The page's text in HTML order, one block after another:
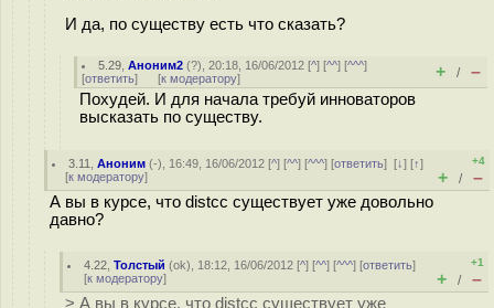
И да, по существу есть что сказать?
5.29 ,Аноним2 (?), 20:18, 16/06/2012 [^] [^^] [^^^]
[ответить] [к модератору] + / –
Похудей. И для начала требуй инноваторов
высказать по существу.
3.11 ,Аноним (-), 16:49, 16/06/2012 [^] [^^] [^^^] [ответить][↓] [↑]
[к модератору]
+4
+ / –
А вы в курсе, что distcc существует уже довольно
давно?
4.22 ,Толстый (ok), 18:12, 16/06/2012 [^] [^^] [^^^] [ответить]
[к модератору]
+1
+ / –
> А вы в курсе, что distcc существует уже